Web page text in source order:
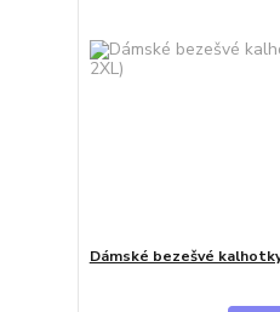
Dámské bezešvé kalhotky